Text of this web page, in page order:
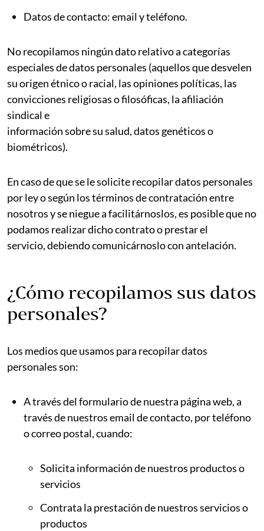
Datos de contacto: email y teléfono.
No recopilamos ningún dato relativo a categorías
especiales de datos personales (aquellos que desvelen
su origen étnico o racial, las opiniones políticas, las
convicciones religiosas o filosóficas, la afiliación
sindical e
información sobre su salud, datos genéticos o
biométricos).
En caso de que se le solicite recopilar datos personales
por ley o según los términos de contratación entre
nosotros y se niegue a facilitárnoslos, es posible que no
podamos realizar dicho contrato o prestar el
servicio, debiendo comunicárnoslo con antelación.
¿Cómo recopilamos sus datos
personales?
Los medios que usamos para recopilar datos
personales son:
A través del formulario de nuestra página web, a
través de nuestros email de contacto, por teléfono
o correo postal, cuando:
Solicita información de nuestros productos o
servicios
Contrata la prestación de nuestros servicios o
productos